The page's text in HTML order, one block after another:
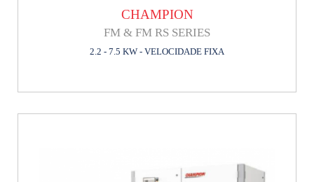
CHAMPION
FM & FM RS SERIES
2.2 - 7.5 KW - VELOCIDADE FIXA